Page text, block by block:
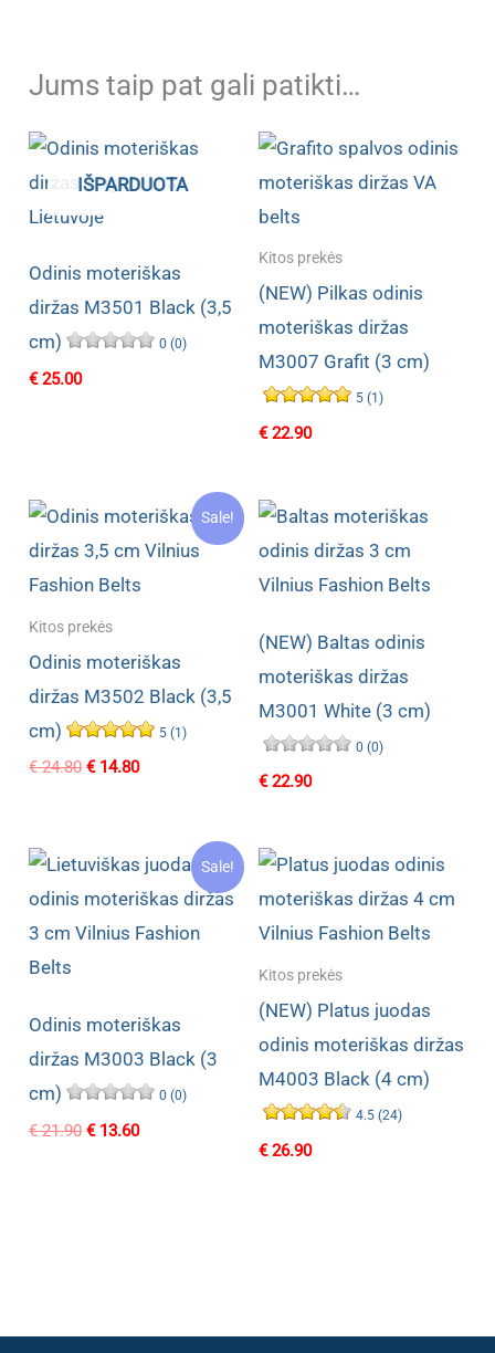
Jums taip pat gali patikti…
IŠPARDUOTA
Odinis moteriškas
diržas M3501 Black (3,5
cm)
0 (0)
€25.00
Kitos prekės
(NEW) Pilkas odinis
moteriškas diržas
M3007 Grafit (3 cm)
5 (1)
€22.90
Sale!
Kitos prekės
Odinis moteriškas
diržas M3502 Black (3,5
cm)
5 (1)
€24.80 Original
€14.80Current
(NEW) Baltas odinis
moteriškas diržas
M3001 White (3 cm)
0 (0)
€22.90
Sale!
Odinis moteriškas
diržas M3003 Black (3
cm)
0 (0)
€21.90 Original
€13.60Current
Kitos prekės
(NEW) Platus juodas
odinis moteriškas diržas
M4003 Black (4 cm)
4.5 (24)
€26.90